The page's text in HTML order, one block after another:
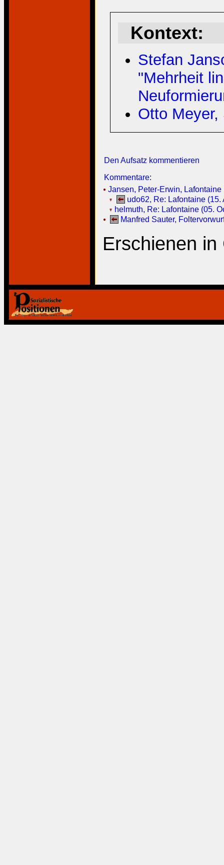
Kontext:
Stefan
"Mehrheit
Otto
Den Aufsatz kommentieren
Kommentare:
Jansen, Peter-Erwin, Lafontaine
udo62, Re: Lafontaine (15.
helmuth, Re: Lafontaine (05.
Manfred Sauter,
Erschienen in